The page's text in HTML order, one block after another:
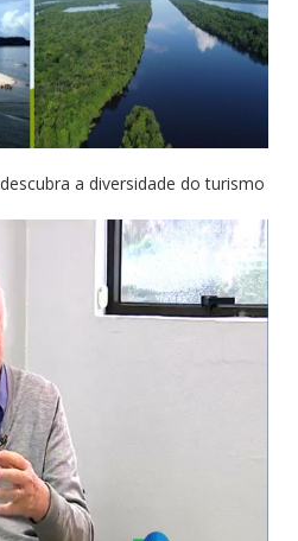
a diversidade do turismo